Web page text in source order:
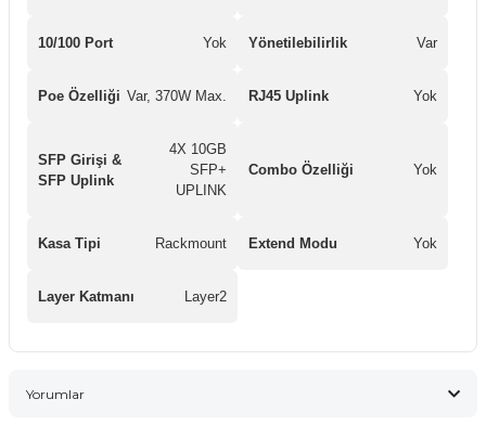
10/100 Port Yok Yönetilebilirlik Var
Poe Özelliği Var, 370W Max. RJ45 Uplink Yok
SFP Girişi &
SFP Uplink
4X 10GB
SFP+
UPLINK
Combo Özelliği Yok
Kasa Tipi Rackmount Extend Modu Yok
Layer Katmanı Layer2
Yorumlar